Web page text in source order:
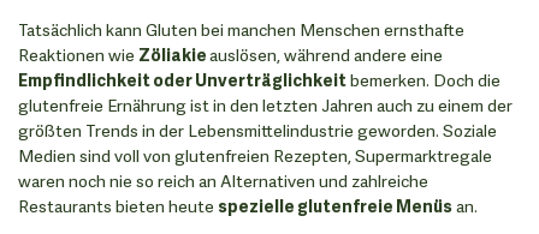
Tatsächlich kann Gluten bei manchen Menschen ernsthafte
Reaktionen wie Zöliakieauslösen, während andere eine
Empfindlichkeit oder Unverträglichkeitbemerken. Doch die
glutenfreie Ernährung ist in den letzten Jahren auch zu einem der
größten Trends in der Lebensmittelindustrie geworden. Soziale
Medien sind voll von glutenfreien Rezepten, Supermarktregale
waren noch nie so reich an Alternativen und zahlreiche
Restaurants bieten heute spezielle glutenfreie Menüsan.